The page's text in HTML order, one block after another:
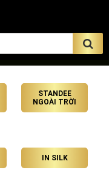
STANDEE
NGOÀI TRỜI
IN SILK